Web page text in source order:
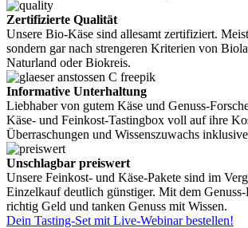
Zertifizierte Qualität
Unsere Bio-Käse sind allesamt zertifiziert.
sondern gar nach strengeren Kriterien von
Naturland oder Biokreis.
Informative Unterhaltung
Liebhaber von gutem Käse und Genuss-
Käse- und Feinkost-Tastingbox voll auf ihre
Überraschungen und Wissenszuwachs
Unschlagbar preiswert
Unsere Feinkost- und Käse-Pakete sind im
Einzelkauf deutlich günstiger. Mit dem Genuss-
richtig Geld und tanken Genuss mit Wissen.
Dein Tasting-Set mit Live-Webinar bestellen!